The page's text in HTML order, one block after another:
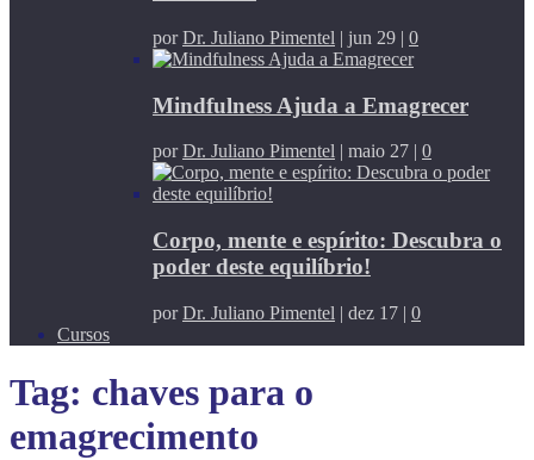
porDr. Juliano Pimentel | jun 29 | 0
Mindfulness Ajuda a Emagrecer
porDr. Juliano Pimentel maio 27 0
Corpo, mente e espírito: Descubra o
poder deste equilíbrio!
porDr. Juliano Pimentel | dez 17 | 0
Cursos
Tag: chaves para o
emagrecimento